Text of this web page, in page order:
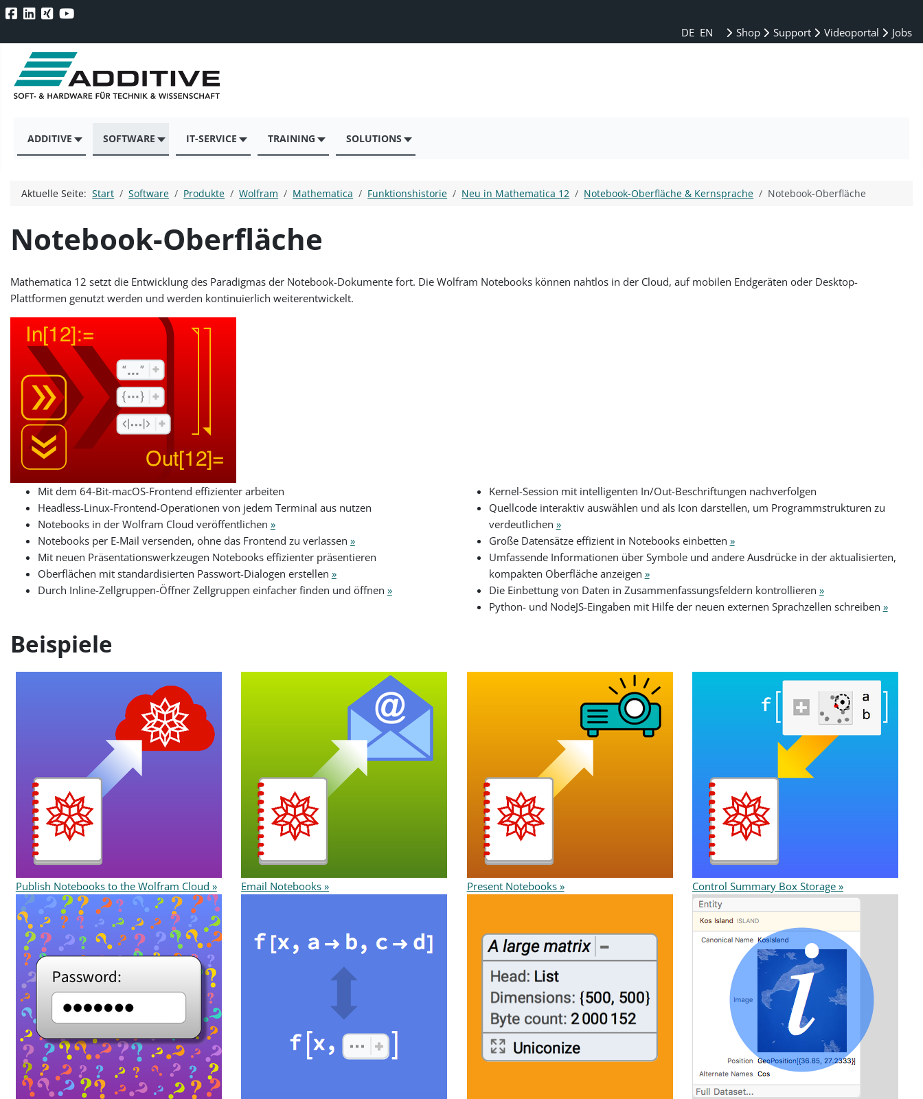
DE EN Shop Support Videoportal Jobs
ADDITIVE SOFTWARE IT-SERVICE TRAINING SOLUTIONS
Aktuelle Seite:Start Software Produkte Wolfram Mathematica Funktionshistorie Neu in Mathematica 12 Notebook-Oberfläche & Kernsprache Notebook-Oberfläche
Notebook-Oberfläche
Mathematica 12 setzt die Entwicklung des Paradigmas der Notebook-Dokumente fort. Die Wolfram Notebooks können nahtlos in der Cloud, auf mobilen Endgeräten oder Desktop-
Plattformen genutzt werden und werden kontinuierlich weiterentwickelt.
Mit dem 64-Bit-macOS-Frontend effizienter arbeiten
Headless-Linux-Frontend-Operationen von jedem Terminal aus nutzen
Notebooks in der Wolfram Cloud veröffentlichen »
Notebooks per E-Mail versenden, ohne das Frontend zu verlassen »
Mit neuen Präsentationswerkzeugen Notebooks effizienter präsentieren
Oberflächen mit standardisierten Passwort-Dialogen erstellen »
Durch Inline-Zellgruppen-Öffner Zellgruppen einfacher finden und öffnen »
Kernel-Session mit intelligenten In/Out-Beschriftungen nachverfolgen
Quellcode interaktiv auswählen und als Icon darstellen, um Programmstrukturen zu
verdeutlichen »
Große Datensätze effizient in Notebooks einbetten »
Umfassende Informationen über Symbole und andere Ausdrücke in der aktualisierten,
kompakten Oberfläche anzeigen »
Die Einbettung von Daten in Zusammenfassungsfeldern kontrollieren »
Python- und NodeJS-Eingaben mit Hilfe der neuen externen Sprachzellen schreiben »
Beispiele
Publish Notebooks to the Wolfram Cloud » Email Notebooks » Present Notebooks » Control Summary Box Storage »